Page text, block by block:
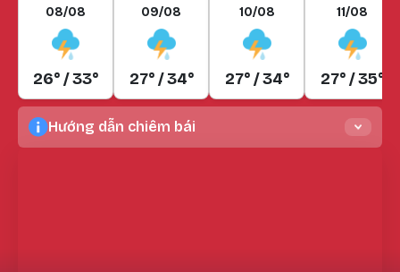
08/08
26° / 33°
09/08
27° / 34°
10/08
27° / 34°
11/08
27° / 35°
Hướng dẫn chiêm bái